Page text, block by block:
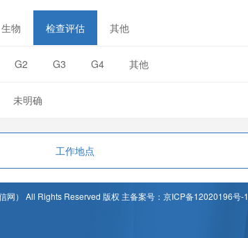
生物 检查评估 其他
G2 G3 G4 其他
未明确
工作地点
网） All Rights Reserved 版权 主备案号：京ICP备12020196号-1